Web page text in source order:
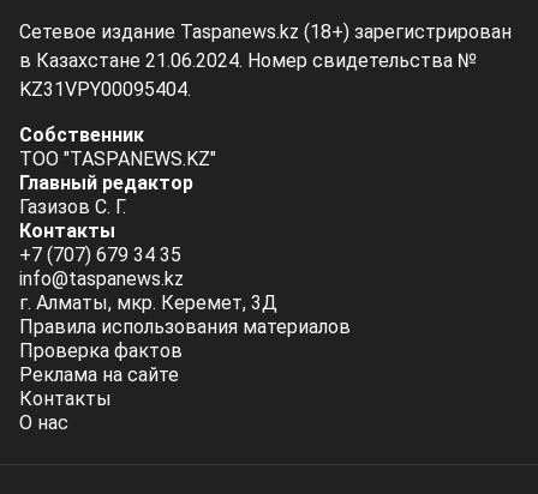
Сетевое издание Taspanews.kz (18+) зарегистрирован
в Казахстане 21.06.2024. Номер свидетельства №
KZ31VPY00095404.
Собственник
ТОО "TASPANEWS.KZ"
Главный редактор
Газизов С. Г.
Контакты
+7 (707) 679 34 35
info@taspanews.kz
г. Алматы, мкр. Керемет, 3Д
Правила использования материалов
Проверка фактов
Реклама на сайте
Контакты
О нас